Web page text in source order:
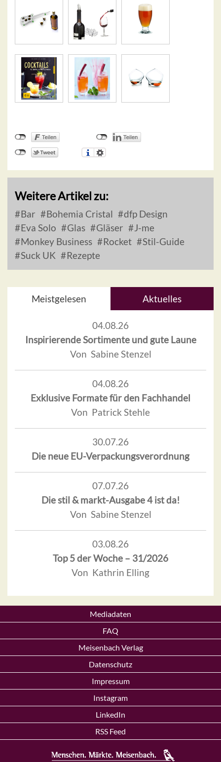
Weitere Artikel zu:
Bar Bohemia Cristal
dfp Design
Eva Solo
Glas Gläser
J-me
Monkey Business
Rocket
Stil-Guide
Suck UK
Rezepte
Meistgelesen Aktuelles
04.08.26
Inspirierende Sortimente und gute Laune
Von Sabine Stenzel
04.08.26
Exklusive Formate für den Fachhandel
Von Patrick Stehle
30.07.26
Die neue EU-Verpackungsverordnung
07.07.26
Die stil & markt-Ausgabe 4 ist da!
Von Sabine Stenzel
03.08.26
Top 5 der Woche – 31/2026
Von Kathrin Elling
Mediadaten
FAQ
Meisenbach Verlag
Datenschutz
Impressum
Instagram
LinkedIn
RSS Feed